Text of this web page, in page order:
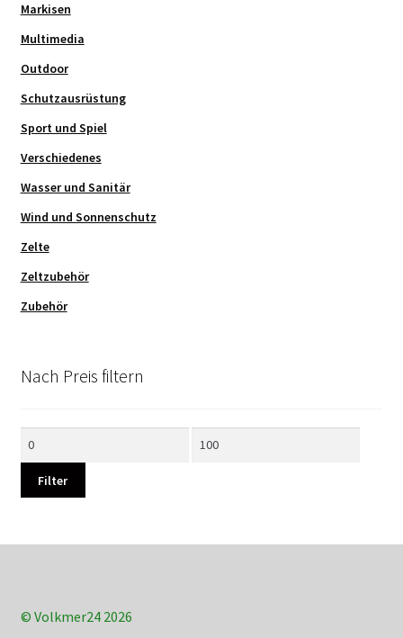
Markisen
Multimedia
Outdoor
Schutzausrüstung
Sport und Spiel
Verschiedenes
Wasser und Sanitär
Wind und Sonnenschutz
Zelte
Zeltzubehör
Zubehör
Nach Preis filtern
Filter
© Volkmer24 2026